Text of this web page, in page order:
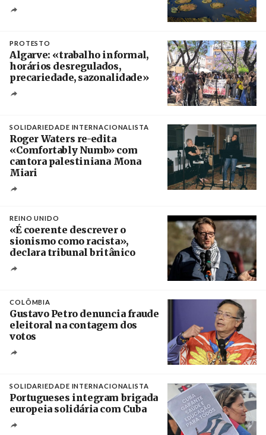
PROTESTO
Algarve: «trabalho informal,
horários desregulados,
precariedade, sazonalidade»
SOLIDARIEDADE INTERNACIONALISTA
Roger Waters re-edita
«Comfortably Numb» com
cantora palestiniana Mona
Miari
REINO UNIDO
«É coerente descrever o
sionismo como racista»,
declara tribunal britânico
COLÔMBIA
Gustavo Petro denuncia fraude
eleitoral na contagem dos
votos
SOLIDARIEDADE INTERNACIONALISTA
Portugueses integram brigada
europeia solidária com Cuba